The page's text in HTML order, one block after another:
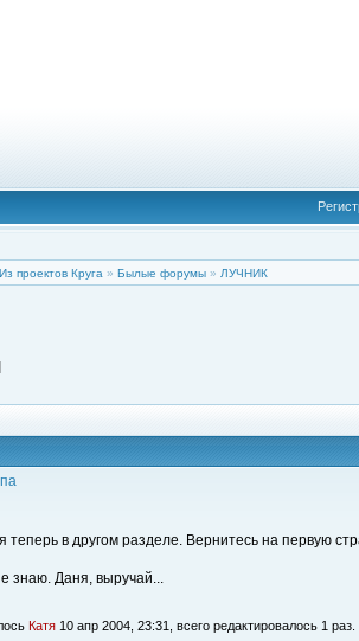
Из проектов Круга » Былые форумы » ЛУЧНИК
в другом разделе. Вернитесь на первую
знаю. Даня, выручай...
Катя 10 апр 2004, 23:31, всего редактировалось 1 раз.